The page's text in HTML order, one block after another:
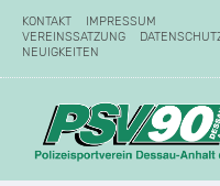
KONTAKT
IMPRESSUM
VEREINSSATZUNG
NEUIGKEITEN